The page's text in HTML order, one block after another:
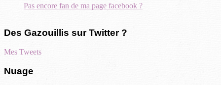
Pas encore fan de ma page facebook ?
Des Gazouillis sur Twitter ?
Mes Tweets
Nuage